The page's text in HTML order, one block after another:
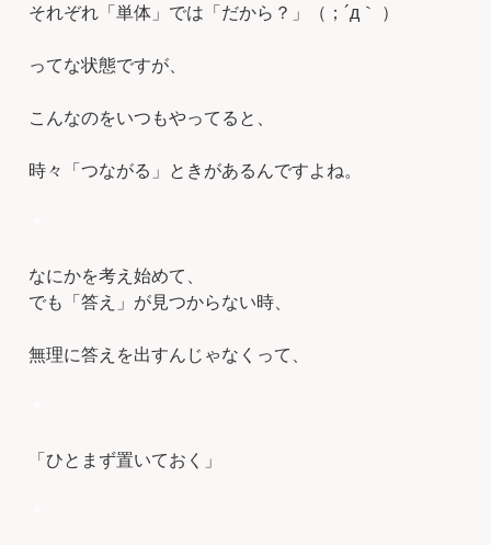
それぞれ「単体」では「だから？」（；´д｀ ）
ってな状態ですが、
こんなのをいつもやってると、
時々「つながる」ときがあるんですよね。
なにかを考え始めて、
でも「答え」が見つからない時、
無理に答えを出すんじゃなくって、
「ひとまず置いておく」